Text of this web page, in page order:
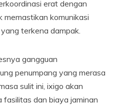
erat dengan
memastikan komunikasi
terkena dampak.
gangguan
penumpang yang merasa
sulit ini, ixigo akan
fasilitas dan biaya jaminan